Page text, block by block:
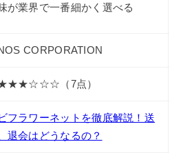
が業界で一番細かく選べる
CORPORATION
（7点）
フラワーネットを徹底解説！送
退会はどうなるの？